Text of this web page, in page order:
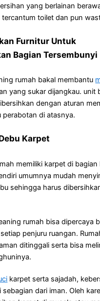
yang berlainan
tercantum toilet dan pun
Furnitur Untuk
Bagian Tersembunyi
rumah bakal membantu
yang sukar dijangkau. unit
dengan aturan
perabotan di atasnya.
Karpet
memiliki karpet di bagian
umumnya mudah
sehingga harus
rumah bisa dipercaya
penjuru ruangan.
ditinggali serta bisa
karpet serta sajadah,
sebagian dari iman. Oleh